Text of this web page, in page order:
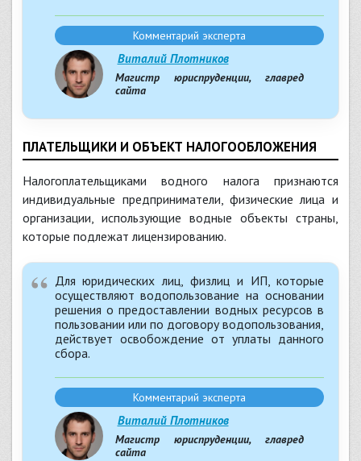
Виталий Плотников
Магистр юриспруденции, главред
сайта
Комментарий эксперта
ПЛАТЕЛЬЩИКИ И ОБЪЕКТ НАЛОГООБЛОЖЕНИЯ
Налогоплательщиками водного налога признаются
индивидуальные предприниматели, физические лица и
организации, использующие водные объекты страны,
которые подлежат лицензированию.
Для юридических лиц, физлиц и ИП, которые
осуществляют водопользование на основании
решения о предоставлении водных ресурсов в
пользовании или по договору водопользования,
действует освобождение от уплаты данного
сбора.
Виталий Плотников
Магистр юриспруденции, главред
сайта
Комментарий эксперта